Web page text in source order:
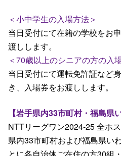
＜小中学生の入場方法＞
当日受付にて在籍の学校をお
渡しします。
＜70歳以上のシニアの方の入
当日受付にて運転免許証など
き、入場券をお渡しします。
【岩手県内33市町村・福島県
NTTリーグワン2024-25 全ホ
県内33市町村および福島県い